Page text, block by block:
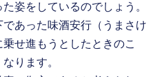
姿をしているのでしょう。
あった味酒安行（うまさけ
せ進もうとしたときのこ
ります。